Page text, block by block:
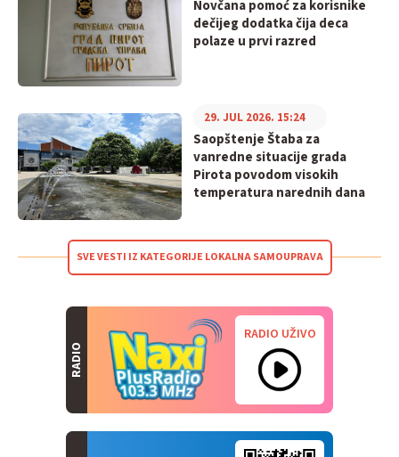
Novčana pomoć za korisnike
dečijeg dodatka čija deca
polaze u prvi razred
Saopštenje Štaba za
vanredne situacije grada
Pirota povodom visokih
temperatura narednih dana
29. JUL 2026. 15:24
SVE VESTI IZ KATEGORIJE LOKALNA SAMOUPRAVA
RADIO
RADIO UŽIVO